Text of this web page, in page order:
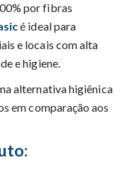
por fibras
é ideal para
e locais com alta
e higiene.
alternativa higiênica
em comparação aos